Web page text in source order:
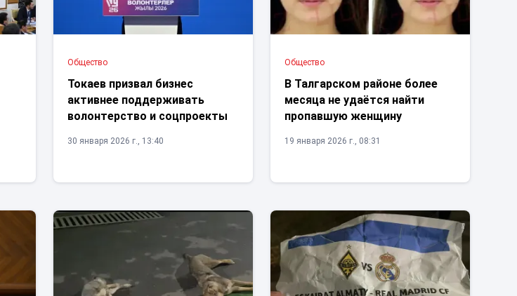
Общество
Токаев призвал бизнес
активнее поддерживать
волонтерство и соцпроекты
30 января 2026 г., 13:40
Общество
В Талгарском районе более
месяца не удаётся найти
пропавшую женщину
19 января 2026 г., 08:31